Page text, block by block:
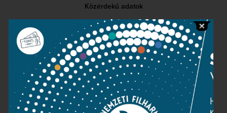
Közérdekű adatok
Sajtószoba
Adatvédelem
Impresszum